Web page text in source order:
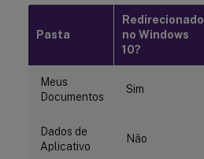
Pasta
Redirecionado
no Windows
10?
Meus
Documentos
Sim
Dados de
Aplicativo
Não